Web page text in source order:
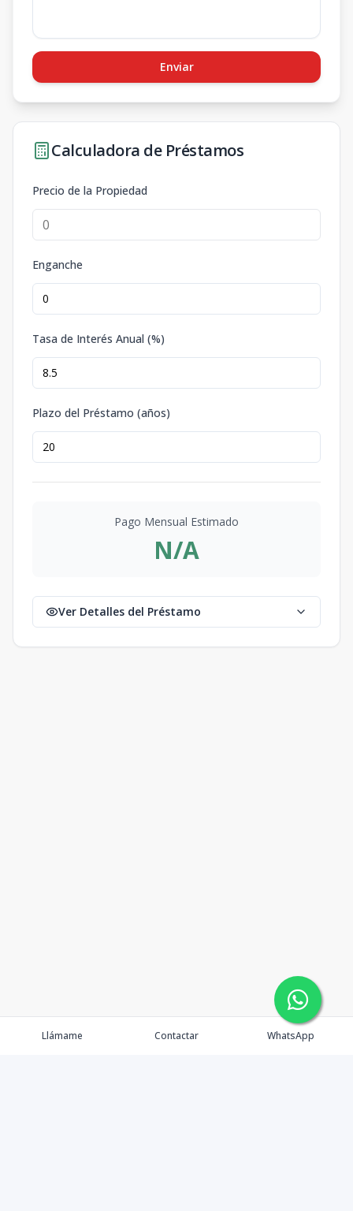
Enviar
Calculadora de Préstamos
Precio de la Propiedad
Enganche
Tasa de Interés Anual (%)
Plazo del Préstamo (años)
Pago Mensual Estimado
N/A
Ver Detalles del Préstamo
Llámame Contactar WhatsApp